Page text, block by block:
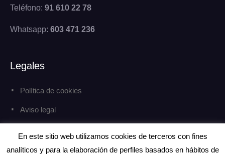
Teléfono: 91 610 22 78
Whatsapp: 603 471 236
Legales
Política de cookies
Aviso legal
En este sitio web utilizamos cookies de terceros con fines
analíticos y para la elaboración de perfiles basados en hábitos de